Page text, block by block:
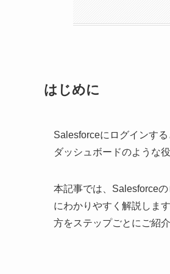
はじめに
Salesforceにログインす
ダッシュボードのような
本記事では、Salesforce
にわかりやすく解説しま
方をステップごとにご紹介